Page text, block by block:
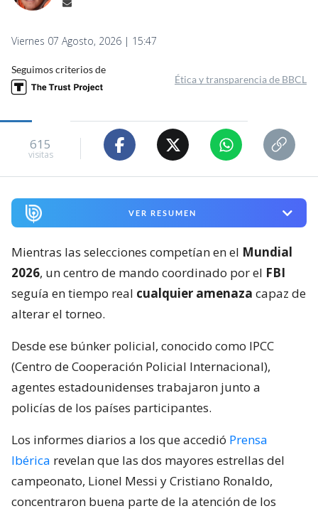
Viernes 07 Agosto, 2026 | 15:47
Seguimos criterios de
Ética y transparencia de BBCL
615
visitas
VER RESUMEN
Mientras las selecciones competían en el Mundial
2026, un centro de mando coordinado por el FBI
seguía en tiempo real cualquier amenaza capaz de
alterar el torneo.
Desde ese búnker policial, conocido como IPCC
(Centro de Cooperación Policial Internacional),
agentes estadounidenses trabajaron junto a
policías de los países participantes.
Los informes diarios a los que accedió Prensa
Ibérica revelan que las dos mayores estrellas del
campeonato, Lionel Messi y Cristiano Ronaldo,
concentraron buena parte de la atención de los